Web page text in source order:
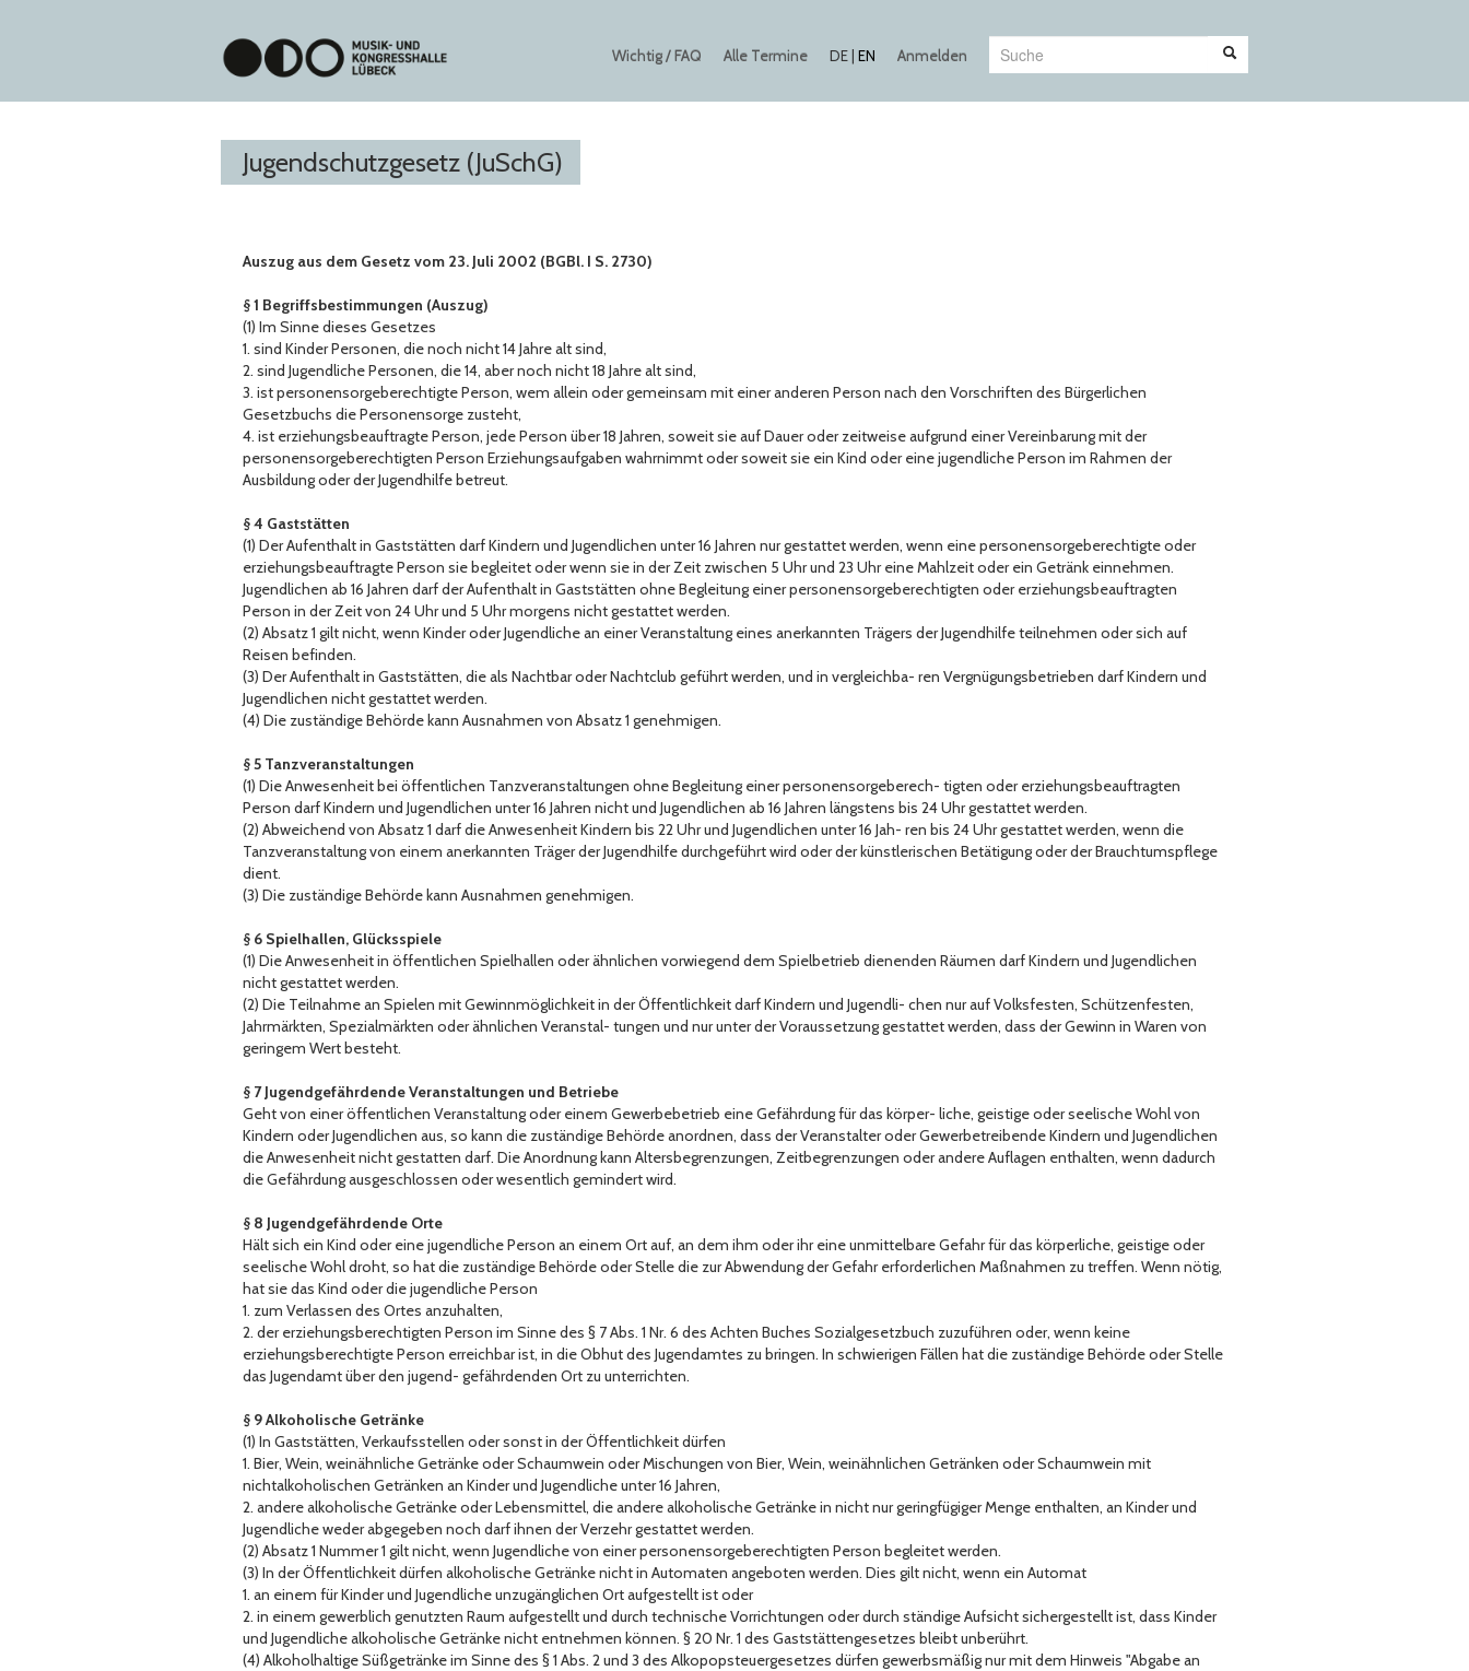
Suche
Wichtig / FAQ Alle Termine DE EN Anmelden
Jugendschutzgesetz (JuSchG)
Auszug aus dem Gesetz vom 23. Juli 2002 (BGBl. I S. 2730)
§ 1 Begriffsbestimmungen (Auszug)
(1) Im Sinne dieses Gesetzes
1. sind Kinder Personen, die noch nicht 14 Jahre alt sind,
2. sind Jugendliche Personen, die 14, aber noch nicht 18 Jahre alt sind,
3. ist personensorgeberechtigte Person, wem allein oder gemeinsam mit einer anderen Person nach den Vorschriften des Bürgerlichen
Gesetzbuchs die Personensorge zusteht,
4. ist erziehungsbeauftragte Person, jede Person über 18 Jahren, soweit sie auf Dauer oder zeitweise aufgrund einer Vereinbarung mit der
personensorgeberechtigten Person Erziehungsaufgaben wahrnimmt oder soweit sie ein Kind oder eine jugendliche Person im Rahmen der
Ausbildung oder der Jugendhilfe betreut.
§ 4 Gaststätten
(1) Der Aufenthalt in Gaststätten darf Kindern und Jugendlichen unter 16 Jahren nur gestattet werden, wenn eine personensorgeberechtigte oder
erziehungsbeauftragte Person sie begleitet oder wenn sie in der Zeit zwischen 5 Uhr und 23 Uhr eine Mahlzeit oder ein Getränk einnehmen.
Jugendlichen ab 16 Jahren darf der Aufenthalt in Gaststätten ohne Begleitung einer personensorgeberechtigten oder erziehungsbeauftragten
Person in der Zeit von 24 Uhr und 5 Uhr morgens nicht gestattet werden.
(2) Absatz 1 gilt nicht, wenn Kinder oder Jugendliche an einer Veranstaltung eines anerkannten Trägers der Jugendhilfe teilnehmen oder sich auf
Reisen befinden.
(3) Der Aufenthalt in Gaststätten, die als Nachtbar oder Nachtclub geführt werden, und in vergleichba- ren Vergnügungsbetrieben darf Kindern und
Jugendlichen nicht gestattet werden.
(4) Die zuständige Behörde kann Ausnahmen von Absatz 1 genehmigen.
§ 5 Tanzveranstaltungen
(1) Die Anwesenheit bei öffentlichen Tanzveranstaltungen ohne Begleitung einer personensorgeberech- tigten oder erziehungsbeauftragten
Person darf Kindern und Jugendlichen unter 16 Jahren nicht und Jugendlichen ab 16 Jahren längstens bis 24 Uhr gestattet werden.
(2) Abweichend von Absatz 1 darf die Anwesenheit Kindern bis 22 Uhr und Jugendlichen unter 16 Jah- ren bis 24 Uhr gestattet werden, wenn die
Tanzveranstaltung von einem anerkannten Träger der Jugendhilfe durchgeführt wird oder der künstlerischen Betätigung oder der Brauchtumspflege
dient.
(3) Die zuständige Behörde kann Ausnahmen genehmigen.
§ 6 Spielhallen, Glücksspiele
(1) Die Anwesenheit in öffentlichen Spielhallen oder ähnlichen vorwiegend dem Spielbetrieb dienenden Räumen darf Kindern und Jugendlichen
nicht gestattet werden.
(2) Die Teilnahme an Spielen mit Gewinnmöglichkeit in der Öffentlichkeit darf Kindern und Jugendli- chen nur auf Volksfesten, Schützenfesten,
Jahrmärkten, Spezialmärkten oder ähnlichen Veranstal- tungen und nur unter der Voraussetzung gestattet werden, dass der Gewinn in Waren von
geringem Wert besteht.
§ 7 Jugendgefährdende Veranstaltungen und Betriebe
Geht von einer öffentlichen Veranstaltung oder einem Gewerbebetrieb eine Gefährdung für das körper- liche, geistige oder seelische Wohl von
Kindern oder Jugendlichen aus, so kann die zuständige Behörde anordnen, dass der Veranstalter oder Gewerbetreibende Kindern und Jugendlichen
die Anwesenheit nicht gestatten darf. Die Anordnung kann Altersbegrenzungen, Zeitbegrenzungen oder andere Auflagen enthalten, wenn dadurch
die Gefährdung ausgeschlossen oder wesentlich gemindert wird.
§ 8 Jugendgefährdende Orte
Hält sich ein Kind oder eine jugendliche Person an einem Ort auf, an dem ihm oder ihr eine unmittelbare Gefahr für das körperliche, geistige oder
seelische Wohl droht, so hat die zuständige Behörde oder Stelle die zur Abwendung der Gefahr erforderlichen Maßnahmen zu treffen. Wenn nötig,
hat sie das Kind oder die jugendliche Person
1. zum Verlassen des Ortes anzuhalten,
2. der erziehungsberechtigten Person im Sinne des § 7 Abs. 1 Nr. 6 des Achten Buches Sozialgesetzbuch zuzuführen oder, wenn keine
erziehungsberechtigte Person erreichbar ist, in die Obhut des Jugendamtes zu bringen. In schwierigen Fällen hat die zuständige Behörde oder Stelle
das Jugendamt über den jugend- gefährdenden Ort zu unterrichten.
§ 9 Alkoholische Getränke
(1) In Gaststätten, Verkaufsstellen oder sonst in der Öffentlichkeit dürfen
1. Bier, Wein, weinähnliche Getränke oder Schaumwein oder Mischungen von Bier, Wein, weinähnlichen Getränken oder Schaumwein mit
nichtalkoholischen Getränken an Kinder und Jugendliche unter 16 Jahren,
2. andere alkoholische Getränke oder Lebensmittel, die andere alkoholische Getränke in nicht nur geringfügiger Menge enthalten, an Kinder und
Jugendliche weder abgegeben noch darf ihnen der Verzehr gestattet werden.
(2) Absatz 1 Nummer 1 gilt nicht, wenn Jugendliche von einer personensorgeberechtigten Person begleitet werden.
(3) In der Öffentlichkeit dürfen alkoholische Getränke nicht in Automaten angeboten werden. Dies gilt nicht, wenn ein Automat
1. an einem für Kinder und Jugendliche unzugänglichen Ort aufgestellt ist oder
2. in einem gewerblich genutzten Raum aufgestellt und durch technische Vorrichtungen oder durch ständige Aufsicht sichergestellt ist, dass Kinder
und Jugendliche alkoholische Getränke nicht entnehmen können. § 20 Nr. 1 des Gaststättengesetzes bleibt unberührt.
(4) Alkoholhaltige Süßgetränke im Sinne des § 1 Abs. 2 und 3 des Alkopopsteuergesetzes dürfen gewerbsmäßig nur mit dem Hinweis "Abgabe an